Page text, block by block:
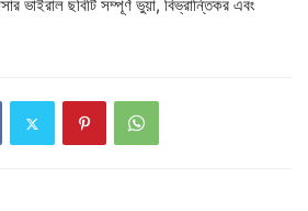
ভাইরাল ছবিটি সম্পূর্ণ ভুয়া, বিভ্রান্তিকর এবং